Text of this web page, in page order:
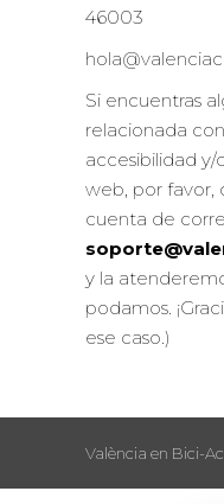
46003
Si encuentras
relacionada
accesibilidad y/
web, por favor,
cuenta de
y la
podamos.
ese caso.)
València en Bici-